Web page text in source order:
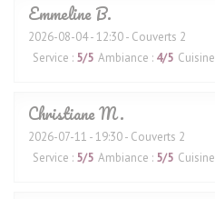
EmmelineB
2026-08-04- 12:30 - Couverts 2
Service : 5/5 Ambiance : 4/5 Cuisine
ChristianeM
2026-07-11 - 19:30 - Couverts 2
Service : 5/5 Ambiance : 5/5 Cuisine